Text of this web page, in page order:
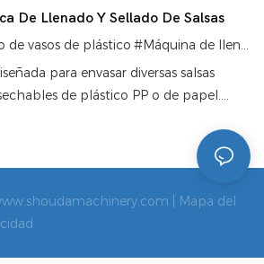
De Llenado Y Sellado De Salsas
de vasos de plástico #Máquina de llenado de salsa en vasos
para envasar diversas salsas
de plástico PP o de papel.
de llenado cuantitativo mediante
automáticas de colocación,
de los vasos. Garantiza un
y permite el uso de múltiples tipos de
de molde, lo que la convierte en
|
Mapa del